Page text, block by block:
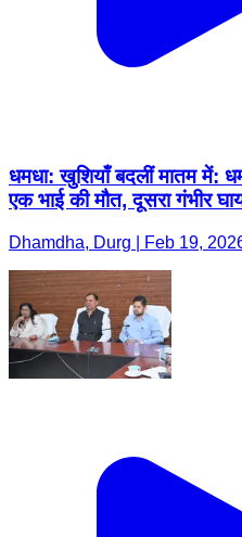
धमधा: खुशियाँ बदलीं मातम में:
एक भाई की मौत, दूसरा गंभीर
Dhamdha, Durg | Feb 19,